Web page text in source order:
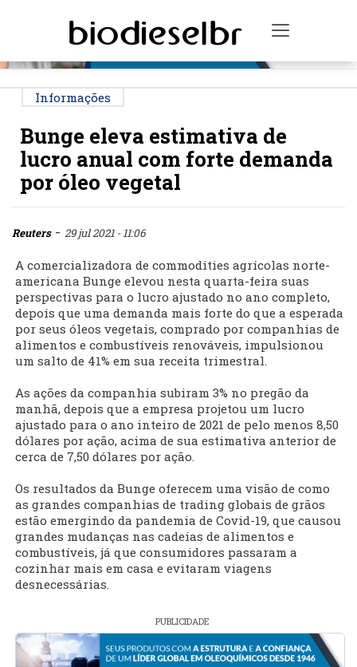
Toggle
Informações
Bunge eleva estimativa de
lucro anual com forte demanda
por óleo vegetal
Reuters- 29 jul 2021 - 11:06
A comercializadora de commodities agrícolas norte-
americana Bunge elevou nesta quarta-feira suas
perspectivas para o lucro ajustado no ano completo,
depois que uma demanda mais forte do que a esperada
por seus óleos vegetais, comprado por companhias de
alimentos e combustíveis renováveis, impulsionou
um salto de 41% em sua receita trimestral.
As ações da companhia subiram 3% no pregão da
manhã, depois que a empresa projetou um lucro
ajustado para o ano inteiro de 2021 de pelo menos 8,50
dólares por ação, acima de sua estimativa anterior de
cerca de 7,50 dólares por ação.
Os resultados da Bunge oferecem uma visão de como
as grandes companhias de trading globais de grãos
estão emergindo da pandemia de Covid-19, que causou
grandes mudanças nas cadeias de alimentos e
combustíveis, já que consumidores passaram a
cozinhar mais em casa e evitaram viagens
desnecessárias.
PUBLICIDADE